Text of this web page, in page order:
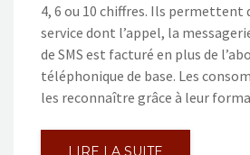
4, 6 ou 10 chiffres. Ils permettent
service dont l’appel, la
de SMS est facturé en plus de
téléphonique de base. Les
les reconnaître grâce à leur